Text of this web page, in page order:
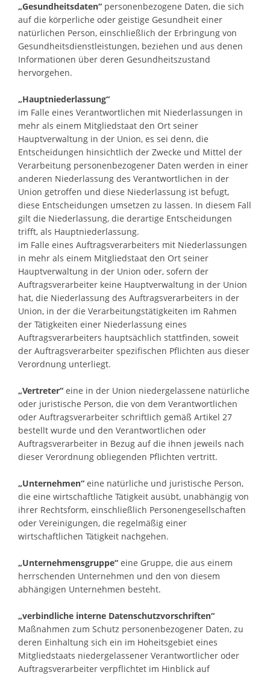
„Gesundheitsdaten“ personenbezogene Daten, die sich
auf die körperliche oder geistige Gesundheit einer
natürlichen Person, einschließlich der Erbringung von
Gesundheitsdienstleistungen, beziehen und aus denen
Informationen über deren Gesundheitszustand
hervorgehen.
„Hauptniederlassung“
im Falle eines Verantwortlichen mit Niederlassungen in
mehr als einem Mitgliedstaat den Ort seiner
Hauptverwaltung in der Union, es sei denn, die
Entscheidungen hinsichtlich der Zwecke und Mittel der
Verarbeitung personenbezogener Daten werden in einer
anderen Niederlassung des Verantwortlichen in der
Union getroffen und diese Niederlassung ist befugt,
diese Entscheidungen umsetzen zu lassen. In diesem Fall
gilt die Niederlassung, die derartige Entscheidungen
trifft, als Hauptniederlassung.
im Falle eines Auftragsverarbeiters mit Niederlassungen
in mehr als einem Mitgliedstaat den Ort seiner
Hauptverwaltung in der Union oder, sofern der
Auftragsverarbeiter keine Hauptverwaltung in der Union
hat, die Niederlassung des Auftragsverarbeiters in der
Union, in der die Verarbeitungstätigkeiten im Rahmen
der Tätigkeiten einer Niederlassung eines
Auftragsverarbeiters hauptsächlich stattfinden, soweit
der Auftragsverarbeiter spezifischen Pflichten aus dieser
Verordnung unterliegt.
„Vertreter“ eine in der Union niedergelassene natürliche
oder juristische Person, die von dem Verantwortlichen
oder Auftragsverarbeiter schriftlich gemäß Artikel 27
bestellt wurde und den Verantwortlichen oder
Auftragsverarbeiter in Bezug auf die ihnen jeweils nach
dieser Verordnung obliegenden Pflichten vertritt.
„Unternehmen“ eine natürliche und juristische Person,
die eine wirtschaftliche Tätigkeit ausübt, unabhängig von
ihrer Rechtsform, einschließlich Personengesellschaften
oder Vereinigungen, die regelmäßig einer
wirtschaftlichen Tätigkeit nachgehen.
„Unternehmensgruppe“ eine Gruppe, die aus einem
herrschenden Unternehmen und den von diesem
abhängigen Unternehmen besteht.
„verbindliche interne Datenschutzvorschriften“
Maßnahmen zum Schutz personenbezogener Daten, zu
deren Einhaltung sich ein im Hoheitsgebiet eines
Mitgliedstaats niedergelassener Verantwortlicher oder
Auftragsverarbeiter verpflichtet im Hinblick auf